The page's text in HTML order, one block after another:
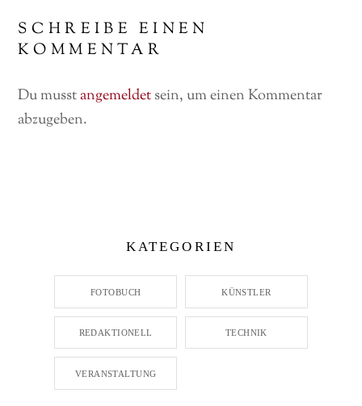
SCHREIBE EINEN
KOMMENTAR
Du musstangemeldetsein, um einen Kommentar
abzugeben.
KATEGORIEN
FOTOBUCH KÜNSTLER
REDAKTIONELL TECHNIK
VERANSTALTUNG